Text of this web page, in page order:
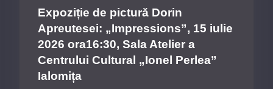
ora
17:00,
Sala
Cultural
„Ionel
Perlea”
Ialomița,
Expoziție de pictură Dorin
Apreutesei: „Impressions”, 15 iulie
2026 ora16:30, Sala Atelier a
Centrului Cultural „Ionel Perlea”
Ialomița